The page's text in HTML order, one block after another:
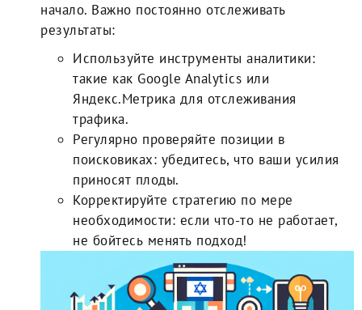
начало. Важно постоянно отслеживать
результаты:
Используйте инструменты аналитики:
такие как Google Analytics или
Яндекс.Метрика для отслеживания
трафика.
Регулярно проверяйте позиции в
поисковиках: убедитесь, что ваши усилия
приносят плоды.
Корректируйте стратегию по мере
необходимости: если что-то не работает,
не бойтесь менять подход!